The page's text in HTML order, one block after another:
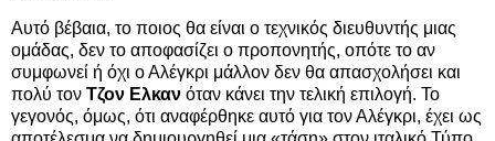
Αυτό βέβαια, το ποιος θα είναι ο τεχνικός διευθυντής μιας
ομάδας, δεν το αποφασίζει ο προπονητής, οπότε το αν
συμφωνεί ή όχι ο Αλέγκρι μάλλον δεν θα απασχολήσει και
πολύ τον Τζον Ελκαν όταν κάνει την τελική επιλογή. Το
γεγονός, όμως, ότι αναφέρθηκε αυτό για τον Αλέγκρι, έχει ως